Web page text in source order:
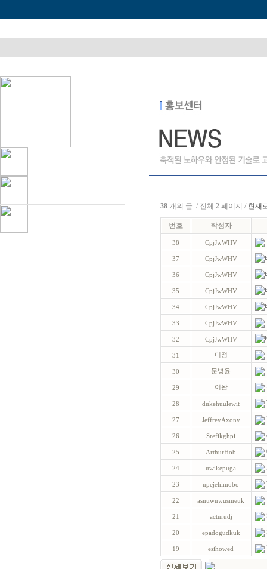
38 개의 글 / 전체 2 페이지 / 현재
번호 작성자
38 CpjJwWHV
37 CpjJwWHV
36 CpjJwWHV
35 CpjJwWHV
34 CpjJwWHV
33 CpjJwWHV
32 CpjJwWHV
31 미정
30 문병윤
29 이완
28 dukehuulewit
27 JeffreyAxony
26 Srefikghpi
25 ArthurHob
24 uwikepuga
23 upejehimobo
22 asnuwuwusmeuk
21 acturudj
20 epadogudkuk
19 esihowed